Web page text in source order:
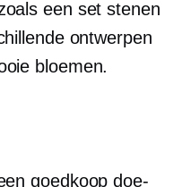
een set stenen
ontwerpen
bloemen.
goedkoop doe-